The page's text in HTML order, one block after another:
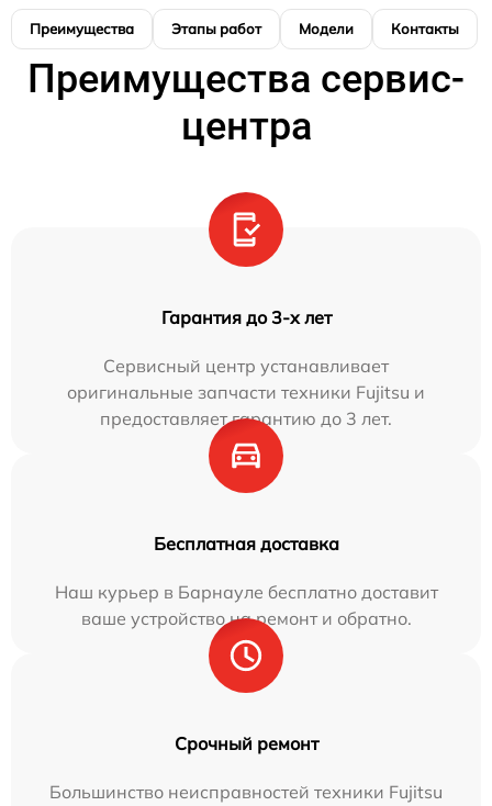
Преимущества Этапы работ Модели Контакты
Преимущества сервис-
центра
Гарантия до 3-х лет
Сервисный центр устанавливает
оригинальные запчасти техники Fujitsu и
предоставляет гарантию до 3 лет.
Бесплатная доставка
Наш курьер в Барнауле бесплатно доставит
ваше устройство на ремонт и обратно.
Срочный ремонт
Большинство неисправностей техники Fujitsu